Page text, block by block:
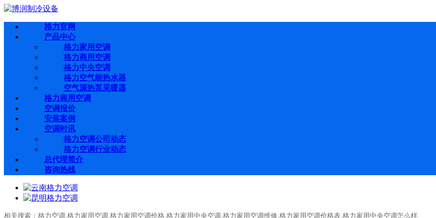
格力官网
产品中心
格力家用空调
格力商用空调
格力中央空调
格力空气能热水器
空气源热泵采暖器
格力商用空调
空调报价
安装案例
空调时讯
格力空调公司动态
格力空调行业动态
总代理简介
咨询热线
相关搜索： 格力空调 ,格力家用空调 ,格力家用空调价格,格力家用中央空调 ,格力家用空调维修,格力家用空调价格表,格力家用中央空调怎么样